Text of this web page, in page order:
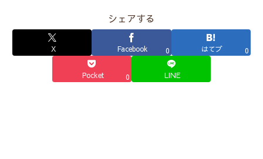
シェアする
X Facebook 0 はてブ 0
Pocket 0 LINE